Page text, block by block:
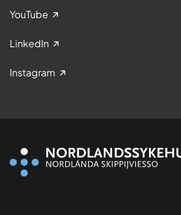
YouTube
LinkedIn
Instagram